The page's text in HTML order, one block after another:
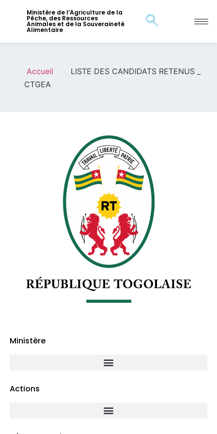
Ministère de l’Agriculture de la
Pêche, des Ressources
Animales et de la Souveraineté
Alimentaire
Accueil
LISTE DES CANDIDATS RETENUS _
CTGEA
Ministère
Actions